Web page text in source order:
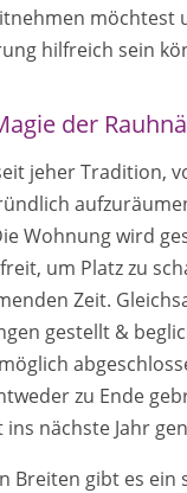
möchtest
hilfreich sein
der
jeher Tradition,
Wohnung wird
um Platz zu
Zeit.
gestellt &
zu Ende
ins nächste Jahr
Breiten gibt es ein